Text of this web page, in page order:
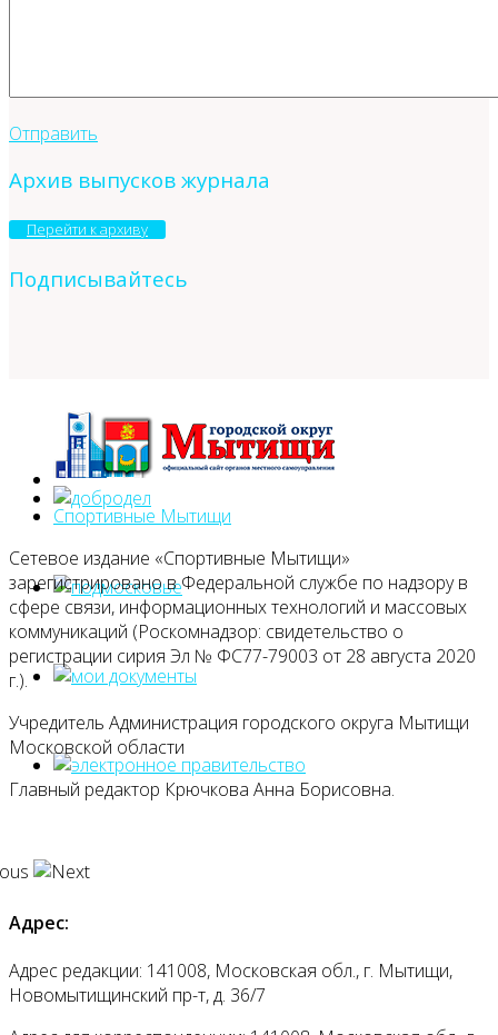
Отправить
Архив выпусков журнала
Перейти к архиву
Подписывайтесь
Спортивные Мытищи
Сетевое издание «Спортивные Мытищи»
зарегистрировано в Федеральной службе по надзору в
сфере связи, информационных технологий и массовых
коммуникаций (Роскомнадзор: свидетельство о
регистрации сирия Эл № ФС77-79003 от 28 августа 2020
г.).
Учредитель Администрация городского округа Мытищи
Московской области
Главный редактор Крючкова Анна Борисовна.
Адрес:
Адрес редакции: 141008, Московская обл., г. Мытищи,
Новомытищинский пр-т, д. 36/7